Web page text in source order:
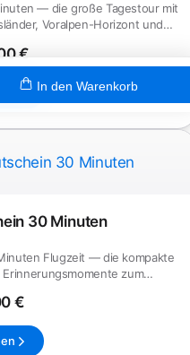
— die große Tagestour mit
Voralpen-Horizont und
€
30 Minuten
Flugzeit — die kompakte
zum
€
In den Warenkorb